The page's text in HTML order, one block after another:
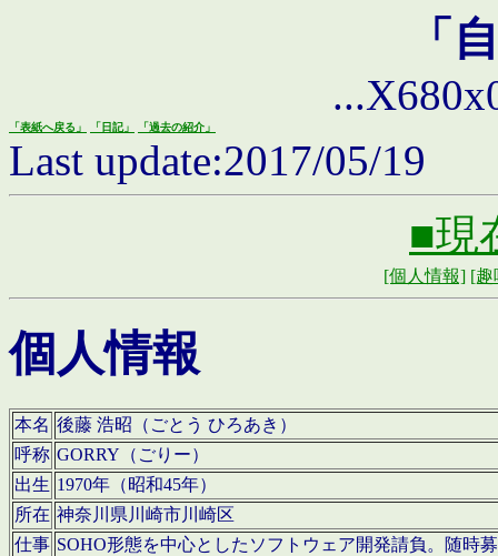
「
「表紙へ戻る」 「日記」 「過去の紹介」
Last update:2017/05/19
■現
[個人情報] [趣
個人情報
本名 後藤 浩昭（ごとう ひろあき）
呼称 GORRY（ごりー）
出生 1970年（昭和45年）
所在 神奈川県川崎市川崎区
仕事 SOHO形態を中心としたソフトウェア開発請負。随時